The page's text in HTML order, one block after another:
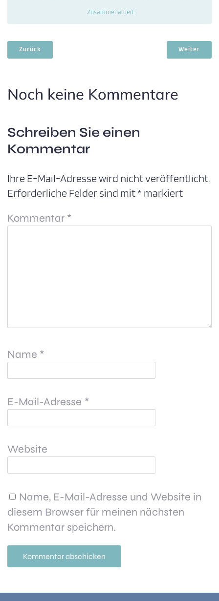
Zusammenarbeit
Zurück Weiter
Noch keine Kommentare
Schreiben Sie einen
Kommentar
Ihre E-Mail-Adresse wird nicht veröffentlicht.
Erforderliche Felder sind mit* markiert
Kommentar *
Name *
E-Mail-Adresse *
Website
Name, E-Mail-Adresse und Website in
diesem Browser für meinen nächsten
Kommentar speichern.